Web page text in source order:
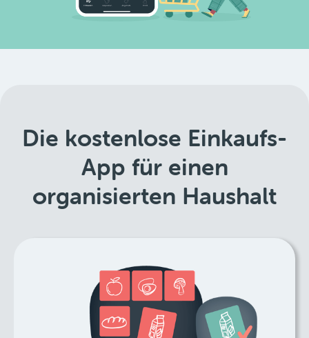
Die kostenlose Einkaufs-
App für einen
organisierten Haushalt